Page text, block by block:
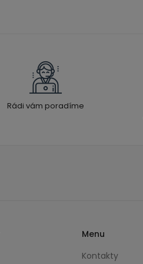
Rádi vám poradíme
Menu
Kontakty